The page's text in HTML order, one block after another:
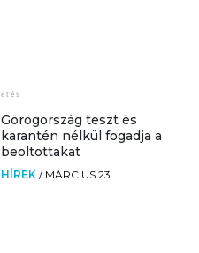
Görögország teszt és
karantén nélkül fogadja a
beoltottakat
HÍREK / MÁRCIUS 23.